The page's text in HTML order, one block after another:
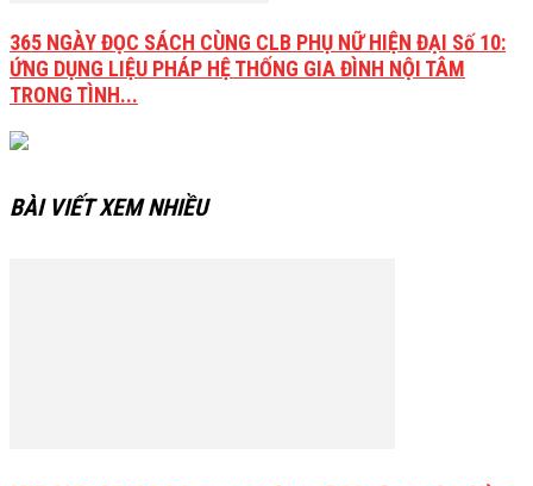
365 NGÀY ĐỌC SÁCH CÙNG CLB PHỤ NỮ HIỆN ĐẠI Số 10:
ỨNG DỤNG LIỆU PHÁP HỆ THỐNG GIA ĐÌNH NỘI TÂM
TRONG TÌNH...
BÀI VIẾT XEM NHIỀU